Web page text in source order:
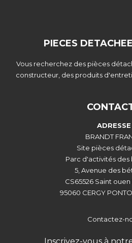
PIECES
Vous recherchez des pièces
constructeur, des produits
ADRESSE
BRANDT
Site pièces
Parc d'activités des
5, Avenue des
CS65526 Saint
95060 CERGY
Contactez-